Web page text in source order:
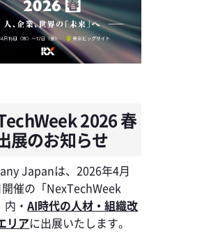
2026 春
展のお知らせ
Japanは、2026年4月
催の「NexTechWeek
内・AI時代の人材・組織改
リアに出展いたします。